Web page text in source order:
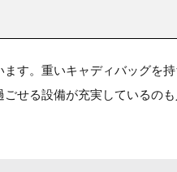
ます。重いキャディバッグを
せる設備が充実しているの